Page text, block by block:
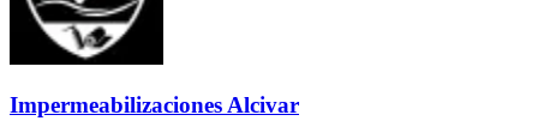
Impermeabilizaciones Alcivar